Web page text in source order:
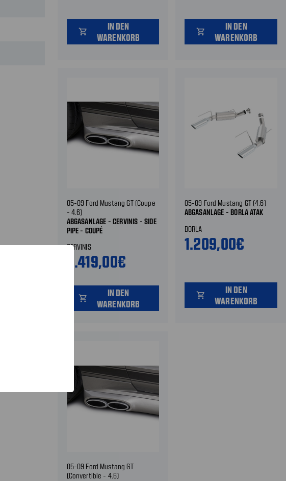
shopping_cart
IN DEN
WARENKORB
shopping_cart
IN DEN
WARENKORB
05-09 Ford Mustang GT (Coupe
- 4.6)
ABGASANLAGE - CERVINIS - SIDE
PIPE - COUPÉ
CERVINIS
2.419,00€
shopping_cart
IN DEN
WARENKORB
05-09 Ford Mustang GT (4.6)
ABGASANLAGE - BORLA ATAK
BORLA
1.209,00€
shopping_cart
IN DEN
WARENKORB
05-09 Ford Mustang GT
(Convertible - 4.6)